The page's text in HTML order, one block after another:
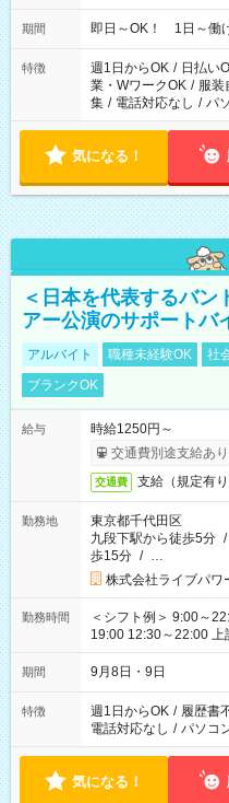
期間 即日～OK！ 1日～働
特徴 週1日からOK / 日払い
業・WワークOK / 服装
集 / 電話対応なし / パ
気になる！
＜日本を代表するバン
アー公演のサポートバ
アルバイト 職種未経験OK 社
ブランクOK
給与
時給1250円～
交通費別途支給あり
交通費 支給（規定有り
勤務地
東京都千代田区
九段下駅から徒歩5分 /
歩15分 / …
株式会社ライブパワ
勤務時間
＜シフト例＞ 9:00～
19:00 12:30～22:00 上記の時間から好きな時間を選べます！ ※
時間は変更となる可能
期間 9月8日・9日
特徴 週1日からOK / 履歴書
電話対応なし / パソコ
気になる！